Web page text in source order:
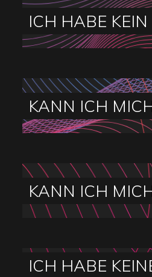
ICH HABE
KANN ICH
KANN ICH
ICH HABE